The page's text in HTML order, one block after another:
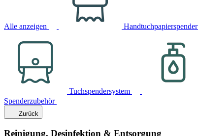
Alle anzeigen Handtuchpapierspender
Tuchspendersystem
Spenderzubehör
Zurück
Reinigung, Desinfektion & Entsorgung